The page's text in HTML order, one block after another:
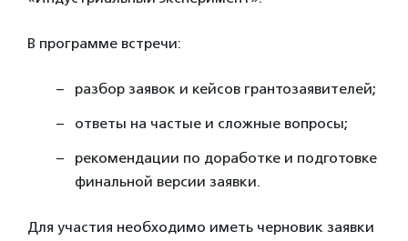
В программе встречи:
разбор заявок и кейсов грантозаявителей;
ответы на частые и сложные вопросы;
рекомендации по доработке и подготовке
финальной версии заявки.
Для участия необходимо иметь черновик заявки